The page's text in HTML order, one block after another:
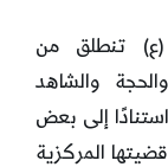
(ع) تنطلق من
والشاهد
إلى بعض
المركزية